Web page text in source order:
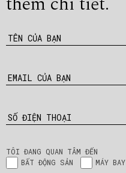
TÊN CỦA BẠN
EMAIL CỦA BẠN
SỐ ĐIỆN THOẠI
TÔI ĐANG QUAN TÂM ĐẾN
BẤT ĐỘNG SẢN
MÁY BAY